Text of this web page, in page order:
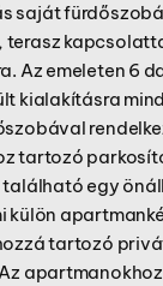
saját
terasz
Az emeleten 6
kialakításra
tartozó
található egy
külön
tartozó
apartmanokhoz